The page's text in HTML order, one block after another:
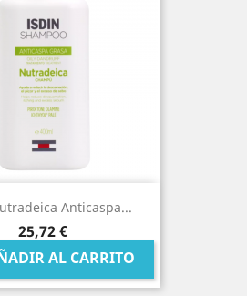
Anticaspa...
Precio
25,72 €
AL CARRITO